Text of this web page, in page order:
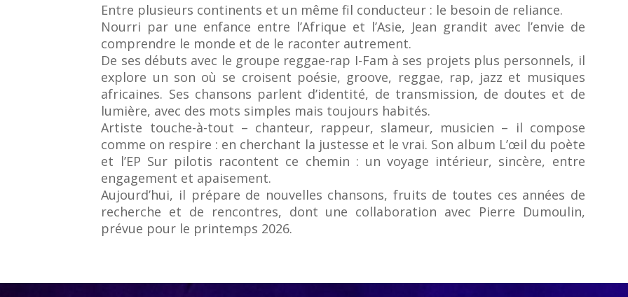
Entre plusieurs continents et un même fil conducteur : le besoin de reliance.
Nourri par une enfance entre l’Afrique et l’Asie, Jean grandit avec l’envie de
comprendre le monde et de le raconter autrement.
De ses débuts avec le groupe reggae-rap I-Fam à ses projets plus personnels, il
explore un son où se croisent poésie, groove, reggae, rap, jazz et musiques
africaines. Ses chansons parlent d’identité, de transmission, de doutes et de
lumière, avec des mots simples mais toujours habités.
Artiste touche-à-tout – chanteur, rappeur, slameur, musicien – il compose
comme on respire : en cherchant la justesse et le vrai. Son album L’œil du poète
et l’EP Sur pilotis racontent ce chemin : un voyage intérieur, sincère, entre
engagement et apaisement.
Aujourd’hui, il prépare de nouvelles chansons, fruits de toutes ces années de
recherche et de rencontres, dont une collaboration avec Pierre Dumoulin,
prévue pour le printemps 2026.